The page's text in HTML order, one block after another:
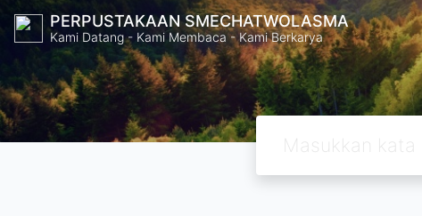
PERPUSTAKAAN SMECHATWOLASMA
Kami Datang - Kami Membaca - Kami Berkarya